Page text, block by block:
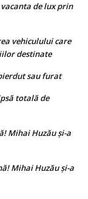
de lux prin
vehiculului care
destinate
sau furat
totală de
Mihai Huzău și-a
Mihai Huzău și-a